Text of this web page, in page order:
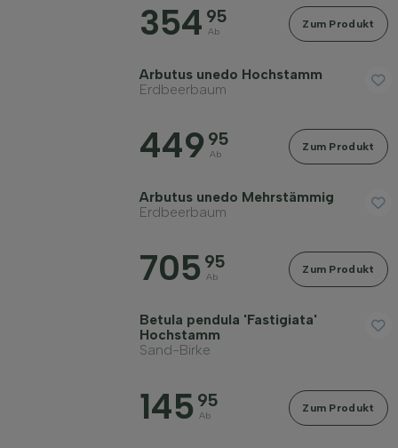
354 95
Ab
Zum Produkt
Arbutus unedo Hochstamm
Erdbeerbaum
449 95
Ab
Zum Produkt
Arbutus unedo Mehrstämmig
Erdbeerbaum
705 95
Ab
Zum Produkt
Betula pendula 'Fastigiata'
Hochstamm
Sand-Birke
145 95
Ab
Zum Produkt